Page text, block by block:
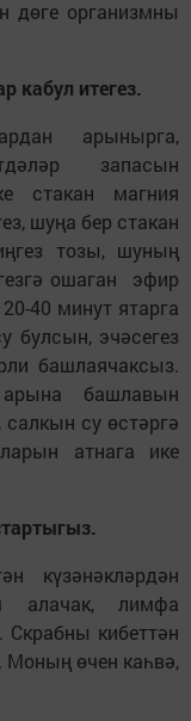
дөге организмны
кабул итегез.
арынырга,
запасын
стакан магния
шуңа бер стакан
тозы, шуның
ошаган эфир
40 минут ятарга
булсын, эчәсегез
башлаячаксыз.
башлавын
су өстәргә
атнага ике
күзәнәкләрдән
алачак, лимфа
кибеттән
Моның өчен каһвә,